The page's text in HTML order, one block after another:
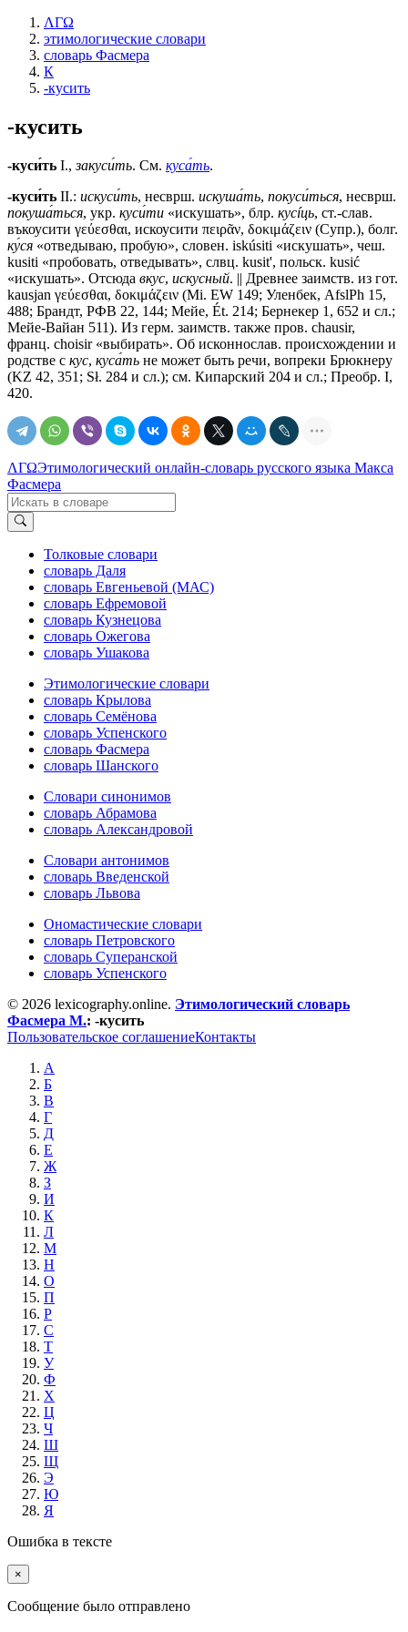
ΛΓΩ
этимологические словари
словарь Фасмера
К
-кусить
-кусить
-куси́ть I.,закуси́ть. См. куса́ть.
-куси́ть II.: искуси́ть, несврш. искуша́ть, покуси́ться, несврш.
покуша́ться, укр. куси́ти «искушать», блр. кусíць, ст.-слав.
въкоусити γεύεσθαι, искоусити πειρᾶν, δοκιμάζειν (Супр.), болг.
ку́ся «отведываю, пробую», словен. iskúsiti «искушать», чеш.
kusiti «пробовать, отведывать», слвц. kusit', польск. kusić
«искушать». Отсюда вкус, искусный. || Древнее заимств. из гот.
kausjan γεύεσθαι, δοκιμάζειν (Мi. ЕW 149; Уленбек, AfslPh 15,
488; Брандт, РФВ 22, 144; Мейе, Ét. 214; Бернекер 1, 652 и сл.;
Мейе-Вайан 511). Из герм. заимств. также пров. chausir,
франц. choisir «выбирать». Об исконнослав. происхождении и
родстве с кус, куса́ть не может быть речи, вопреки Брюкнеру
(KZ 42, 351; Sł. 284 и сл.); см. Кипарский 204 и сл.; Преобр. I,
420.
ΛΓΩЭтимологический онлайн-словарь русского языка Макса
Фасмера
Толковые словари
словарь Даля
словарь Евгеньевой (МАС)
словарь Ефремовой
словарь Кузнецова
словарь Ожегова
словарь Ушакова
Этимологические словари
словарь Крылова
словарь Семёнова
словарь Успенского
словарь Фасмера
словарь Шанского
Словари синонимов
словарь Абрамова
словарь Александровой
Словари антонимов
словарь Введенской
словарь Львова
Ономастические словари
словарь Петровского
словарь Суперанской
словарь Успенского
© 2026 lexicography.online. Этимологический словарь
Фасмера М.: -кусить
Пользовательское соглашениеКонтакты
А
Б
В
Г
Д
Е
Ж
З
И
К
Л
М
Н
О
П
Р
С
Т
У
Ф
Х
Ц
Ч
Ш
Щ
Э
Ю
Я
Ошибка в тексте
×
Cообщение было отправлено